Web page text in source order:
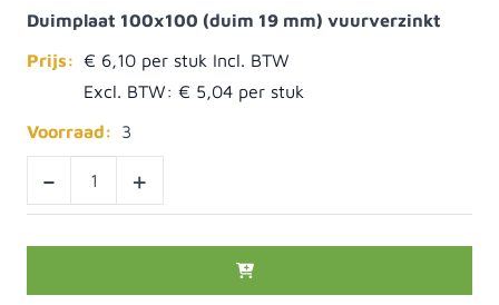
Duimplaat 100x100 (duim 19 mm) vuurverzinkt
Prijs: € 6,10
Excl. BTW: € 5,04
Voorraad:
3
- +